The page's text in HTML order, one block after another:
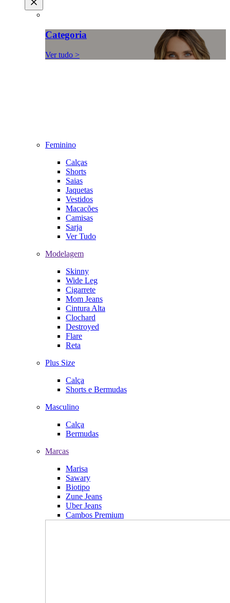
Categoria
Ver tudo >
Feminino
Calças
Shorts
Saias
Jaquetas
Vestidos
Macacões
Camisas
Sarja
Ver Tudo
Modelagem
Skinny
Wide Leg
Cigarrete
Mom Jeans
Cintura Alta
Clochard
Destroyed
Flare
Reta
Plus Size
Calça
Shorts e Bermudas
Masculino
Calça
Bermudas
Marcas
Marisa
Sawary
Biotipo
Zune Jeans
Uber Jeans
Cambos Premium